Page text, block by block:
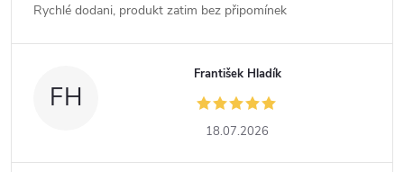
Rychlé dodani, produkt zatim bez připomínek
FH
František Hladík
18.07.2026